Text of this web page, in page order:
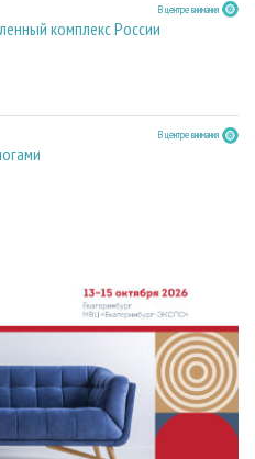
В центре внимания
комплекс России
В центре внимания